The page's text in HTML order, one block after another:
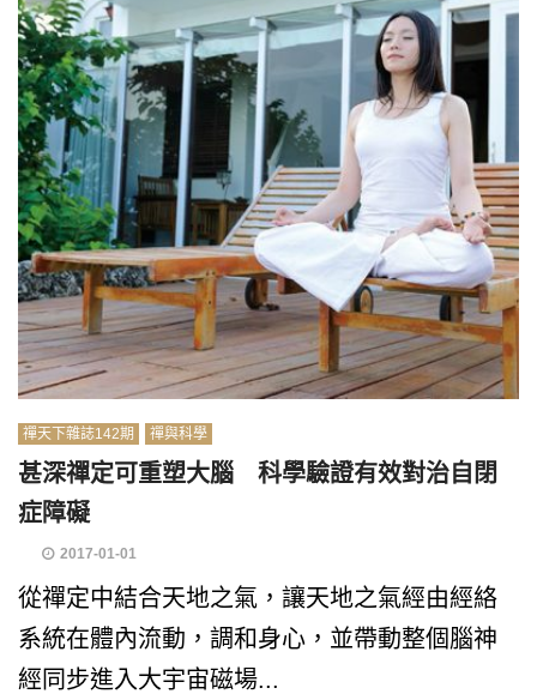
禪天下雜誌142期 禪與科學
甚深禪定可重塑大腦 科學驗證有效對治自閉
症障礙
2017-01-01
從禪定中結合天地之氣，讓天地之氣經由經絡
系統在體內流動，調和身心，並帶動整個腦神
經同步進入大宇宙磁場...